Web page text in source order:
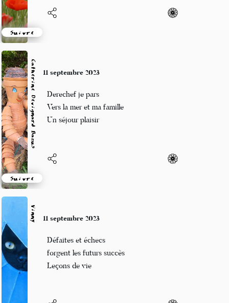
Suivre
Jean-Luc
Suivre
8 septembre 2023
Brillante et sucrée
S’y blottir et la serrer
Une envie d’aimer
Ubu100titre 8 septembre 2023
Si j'étais aveugle
Je dechiffrerai en braille
Les mots de sa peau